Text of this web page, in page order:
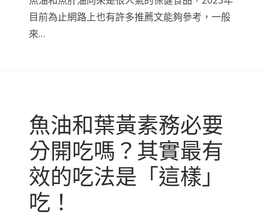
目前為止網路上也有許多推薦文能夠參考，一般
來…
魚油和葉黃素務必要
分開吃嗎？其實最有
效的吃法是「這樣」
吃！